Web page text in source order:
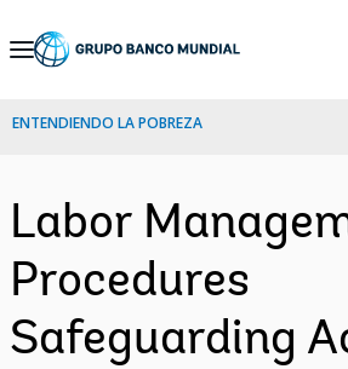
Skip
Navigation
ENTENDIENDO LA POBREZA
Labor
Procedures
Safeguarding